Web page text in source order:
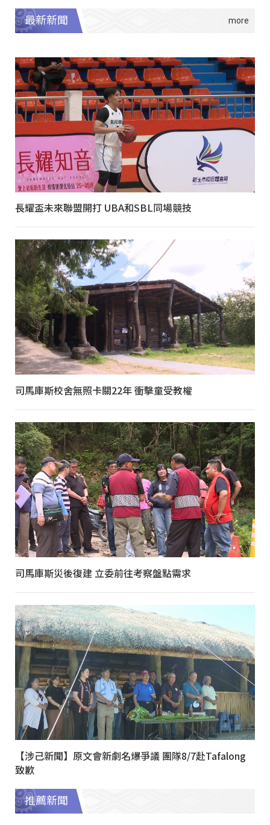
最新新聞
長耀盃未來聯盟開打 UBA和SBL同場競技
司馬庫斯校舍無照卡關22年 衝擊童受教權
司馬庫斯災後復建 立委前往考察盤點需求
【涉己新聞】原文會新劇名爆爭議 團隊8/7赴Tafalong
致歉
推薦新聞